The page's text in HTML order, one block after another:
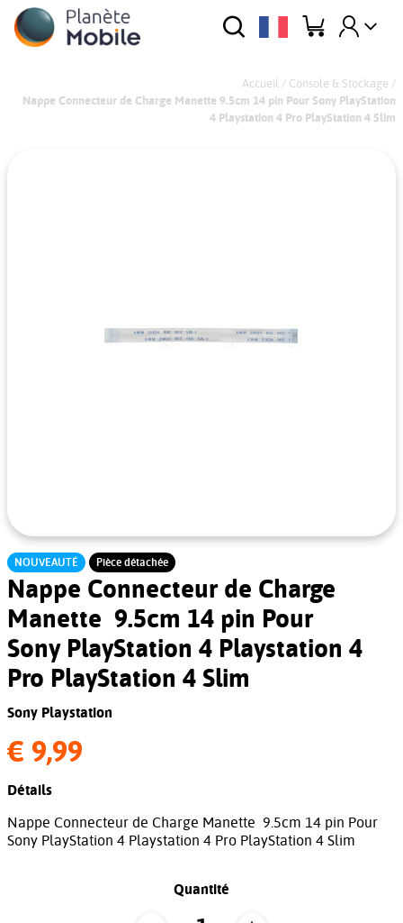
Accueil / Console & Stockage /
Nappe Connecteur de Charge Manette 9.5cm 14 pin Pour Sony PlayStation
4 Playstation 4 Pro PlayStation 4 Slim
NOUVEAUTÉ Pièce détachée
Nappe Connecteur de Charge
Manette 9.5cm 14 pin Pour
Sony PlayStation 4 Playstation 4
Pro PlayStation 4 Slim
Sony Playstation
€ 9,99
Détails
Nappe Connecteur de Charge Manette 9.5cm 14 pin Pour
Sony PlayStation 4 Playstation 4 Pro PlayStation 4 Slim
Quantité